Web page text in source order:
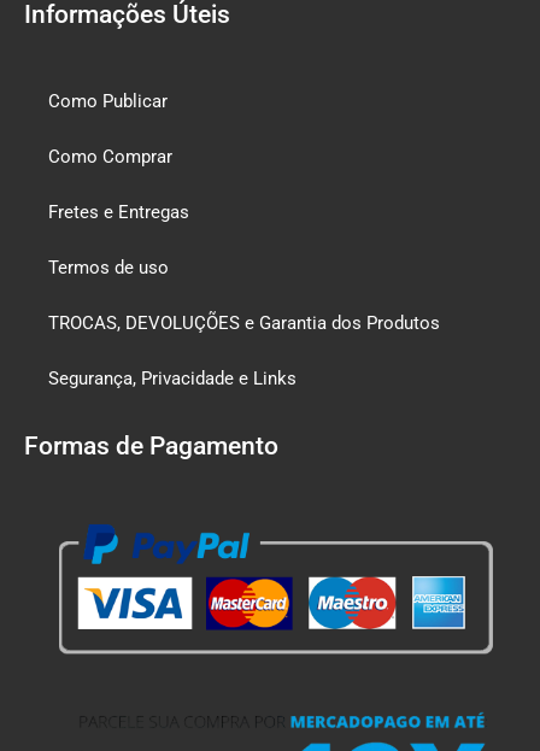
Informações Úteis
Como Publicar
Como Comprar
Fretes e Entregas
Termos de uso
TROCAS, DEVOLUÇÕES e Garantia dos Produtos
Segurança, Privacidade e Links
Formas de Pagamento